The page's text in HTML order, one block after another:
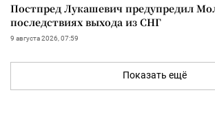
Постпред Лукашевич предупредил
последствиях выхода из СНГ
9 августа 2026, 07:59
Показать ещё